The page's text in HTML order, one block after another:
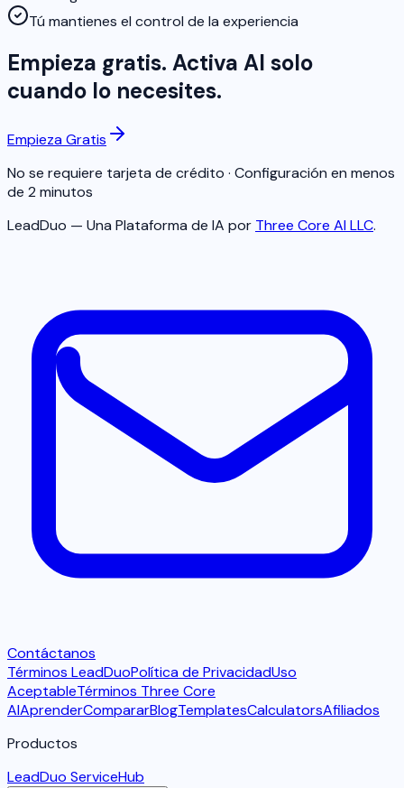
Tú mantienes el control de la experiencia
Empieza gratis. Activa AI solo
cuando lo necesites.
Empieza Gratis
No se requiere tarjeta de crédito · Configuración en menos
de 2 minutos
LeadDuo — Una Plataforma de IA por Three Core AI LLC.
Contáctanos
Términos LeadDuoPolítica de PrivacidadUso
AceptableTérminos Three Core
AIAprenderCompararBlogTemplatesCalculatorsAfiliados
Productos
LeadDuo ServiceHub